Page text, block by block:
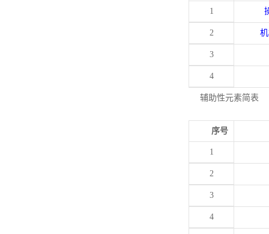
1
2
3
4
辅助性元素简表
序号
1
2
3
4